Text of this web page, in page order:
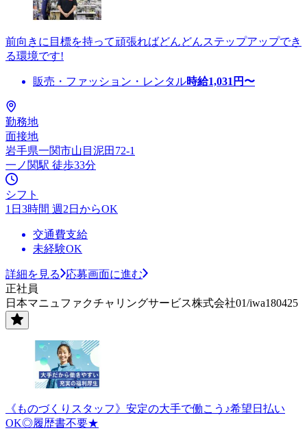
前向きに目標を持って頑張ればどんどんステップアップでき
る環境です!
販売・ファッション・レンタル時給1,031 円〜
勤務地
面接地
岩手県一関市山目泥田72-1
一ノ関駅 徒歩33分
シフト
1日3時間 週2日からOK
交通費支給
未経験OK
詳細を見る
応募画面に進む
正社員
日本マニュファクチャリングサービス株式会社01/iwa180425
《ものづくりスタッフ》安定の大手で働こう♪希望日払い
OK◎履歴書不要★